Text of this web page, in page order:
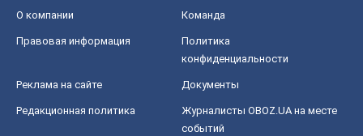
О компании Команда
Правовая информация
Политика
конфиденциальности
Реклама на сайте Документы
Редакционная политика
Журналисты OBOZ.UA на месте
событий